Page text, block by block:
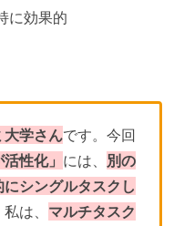
効果的
大学さんです。今回
性化」 には、 別の
にシングルタスクし
は、 マルチタスク